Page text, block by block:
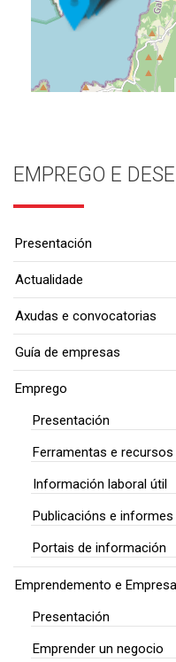
EMPREGO E
Presentación
Actualidade
Axudas e convocatorias
Guía de empresas
Emprego
Presentación
Ferramentas e recursos
Información laboral útil
Publicacións e informes
Portais de información
Emprendemento e Empresa
Presentación
Emprender un negocio